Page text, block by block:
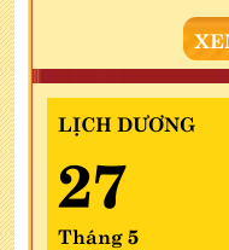
LỊCH DƯƠNG
27
Tháng 5